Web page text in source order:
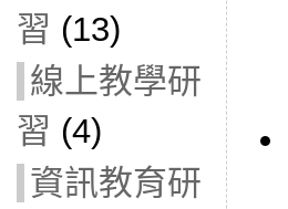
習 (13)
線上教學研
習 (4)
資訊教育研